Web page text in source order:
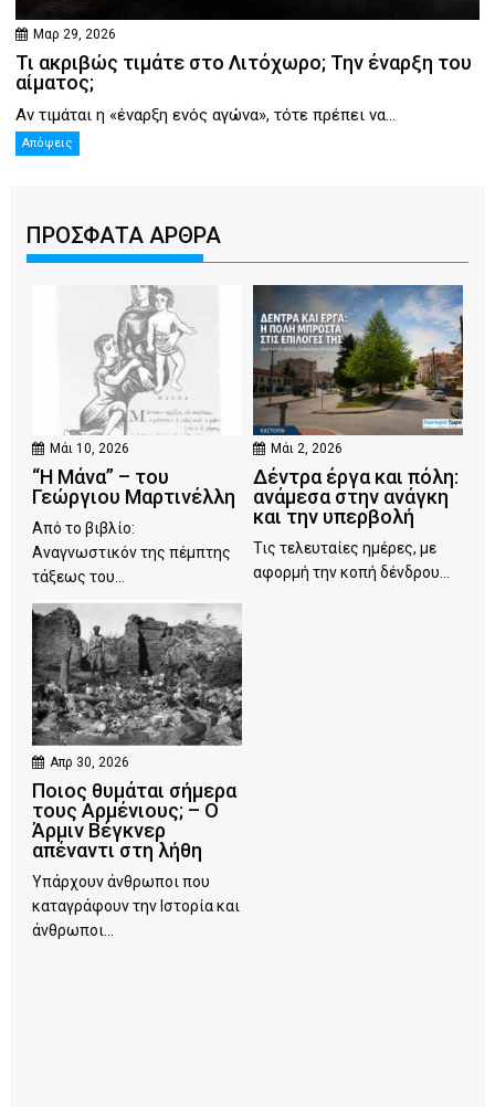
Μαρ 29, 2026
Τι ακριβώς τιμάτε στο Λιτόχωρο; Την έναρξη του
αίματος;
Αν τιμάται η «έναρξη ενός αγώνα», τότε πρέπει να...
Απόψεις
ΠΡΟΣΦΑΤΑ ΑΡΘΡΑ
Μάι 10, 2026
“Η Μάνα” – του
Γεώργιου Μαρτινέλλη
Από το βιβλίο:
Αναγνωστικόν της πέμπτης
τάξεως του...
Μάι 2, 2026
Δέντρα έργα και πόλη:
ανάμεσα στην ανάγκη
και την υπερβολή
Τις τελευταίες ημέρες, με
αφορμή την κοπή δένδρου...
Απρ 30, 2026
Ποιος θυμάται σήμερα
τους Αρμένιους; – Ο
Άρμιν Βέγκνερ
απέναντι στη λήθη
Υπάρχουν άνθρωποι που
καταγράφουν την Ιστορία και
άνθρωποι...